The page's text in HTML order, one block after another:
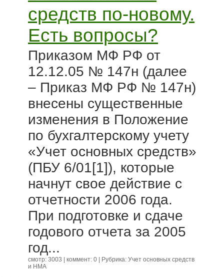
средств по-новому.
Есть вопросы?
Приказом МФ РФ от
12.12.05 № 147н (далее
– Приказ МФ РФ № 147н)
внесены существенные
изменения в Положение
по бухгалтерскому учету
«Учет основных средств»
(ПБУ 6/01[1]), которые
начнут свое действие с
отчетности 2006 года.
При подготовке и сдаче
годового отчета за 2005
год...
смотр: 3003 | коммент: 0 | Рубрика: Учет основных средств
и НМА